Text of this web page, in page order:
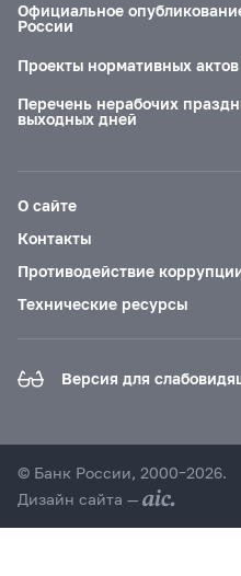
Официальное
России
Проекты нормативных
Перечень нерабочих
выходных дней
О сайте
Контакты
Противодействие
Технические ресурсы
Версия для
© Банк России, 2000–2026.
Дизайн сайта —